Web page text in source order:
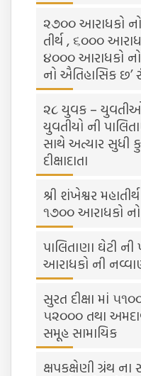
૨૭૦૦ આરાધકો નો
તીર્થ , ૬૦૦૦
૪૦૦૦ આરાધકો નો
નો ઐતિહાસિક છ’
૨૮ યુવક –
યુવતીયો ની
સાથે અત્યાર સુધી
દીક્ષાદાતા
શ્રી શંખેશ્વર
૧૭૦૦ આરાધકો
પાલિતાણા ઘેટી
આરાધકો ની
સુરત દીક્ષા માં
૫૨૦૦૦ તથા
સમૂહ સામાયિક
ક્ષપકક્ષેણી ગ્રંથ